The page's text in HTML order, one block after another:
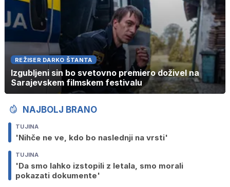
REŽISER DARKO ŠTANTA
Izgubljeni sin bo svetovno premiero doživel na
Sarajevskem filmskem festivalu
NAJBOLJ BRANO
TUJINA
'Nihče ne ve, kdo bo naslednji na vrsti'
TUJINA
'Da smo lahko izstopili z letala, smo morali
pokazati dokumente'